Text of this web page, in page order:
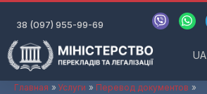
содержимому
38 (097) 955-99-69
V
i
W
h
a
p
UA
Главная Услуги
Перевод документов